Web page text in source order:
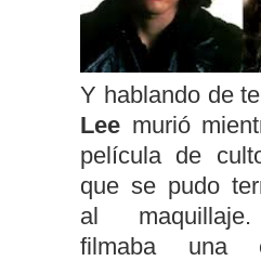
Y hablando de
Lee murió
película de
que se pudo
al
filmaba una